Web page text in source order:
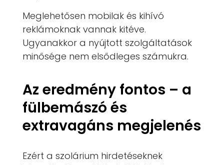
Meglehetősen mobilak és kihívó
reklámoknak vannak kitéve.
Ugyanakkor a nyújtott szolgáltatások
minősége nem elsődleges számukra.
Az eredmény fontos – a
fülbemászó és
extravagáns megjelenés
Ezért a szolárium hirdetéseknek